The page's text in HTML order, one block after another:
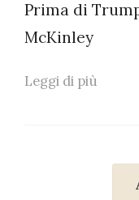
Prima di
McKinley
Leggi di più